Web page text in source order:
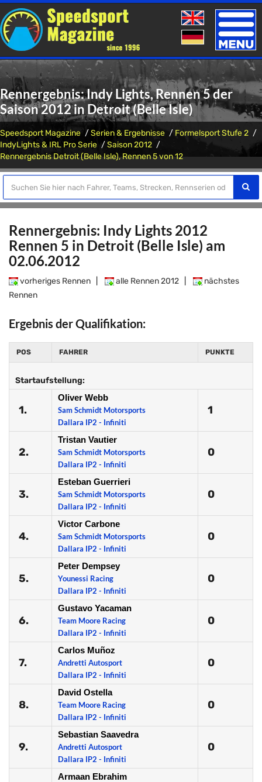
Toggle
Rennergebnis: Indy Lights, Rennen 5 der
Saison 2012 in Detroit (Belle Isle)
Speedsport Magazine Serien & Ergebnisse
Formelsport Stufe 2
IndyLights & IRL Pro Serie
Saison 2012
Rennergebnis Detroit (Belle Isle), Rennen 5 von 12
Rennergebnis: Indy Lights 2012
Rennen 5 in Detroit (Belle Isle) am
02.06.2012
vorheriges Rennen alle Rennen 2012
nächstes
Rennen
Ergebnis der Qualifikation:
POS FAHRER PUNKTE
Startaufstellung:
1.
Oliver Webb
Sam Schmidt Motorsports
Dallara IP2 - Infiniti
1
2.
Tristan Vautier
Sam Schmidt Motorsports
Dallara IP2 - Infiniti
0
3.
Esteban Guerrieri
Sam Schmidt Motorsports
Dallara IP2 - Infiniti
0
4.
Victor Carbone
Sam Schmidt Motorsports
Dallara IP2 - Infiniti
0
5.
Peter Dempsey
Younessi Racing
Dallara IP2 - Infiniti
0
6.
Gustavo Yacaman
Team Moore Racing
Dallara IP2 - Infiniti
0
7.
Carlos Muñoz
Andretti Autosport
Dallara IP2 - Infiniti
0
8.
David Ostella
Team Moore Racing
Dallara IP2 - Infiniti
0
9.
Sebastian Saavedra
Andretti Autosport
Dallara IP2 - Infiniti
0
Armaan Ebrahim